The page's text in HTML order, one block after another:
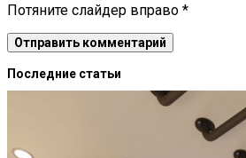
Потяните слайдер вправо *
Последние статьи